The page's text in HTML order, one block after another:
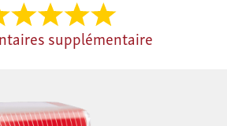
supplémentaire